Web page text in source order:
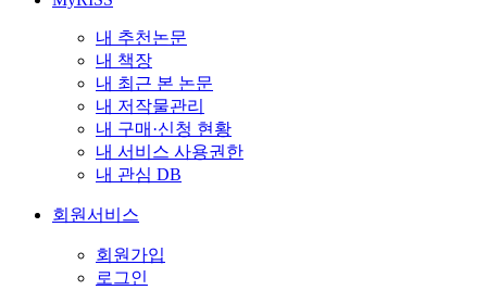
내 추천논문
내 책장
내 최근 본 논문
내 저작물관리
내 구매·신청 현황
내 서비스 사용권한
내 관심 DB
회원서비스
회원가입
로그인